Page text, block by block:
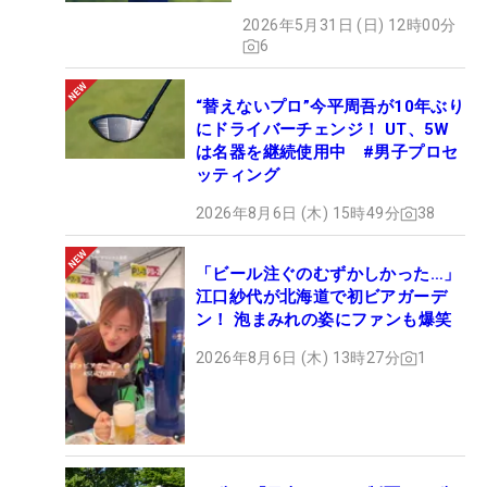
2026年5月31日 (日) 12時00分
6
“替えないプロ”今平周吾が10年ぶり
にドライバーチェンジ！ UT、5W
は名器を継続使用中 #男子プロセ
ッティング
2026年8月6日 (木) 15時49分 38
「ビール注ぐのむずかしかった…」
江口紗代が北海道で初ビアガーデ
ン！ 泡まみれの姿にファンも爆笑
2026年8月6日 (木) 13時27分 1